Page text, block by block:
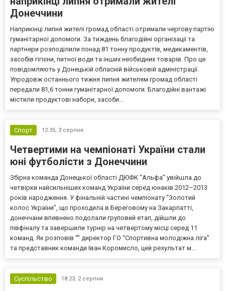
Донеччини
Наприкінці липня жителі громад області отримали чергову партію
гуманітарної допомоги. За тиждень благодійні організації та
партнери розподілили понад 81 тонну продуктів, медикаментів,
засобів гігієни, питної води та інших необхідних товарів. Про це
повідомляють у Донецькій обласній військовій адміністрації.
Упродовж останнього тижня липня жителям громад області
передали 81,6 тонни гуманітарної допомоги. Благодійні вантажі
містили продуктові набори, засоби...
Спорт 12:35, 3 серпня
Четвертими на чемпіонаті України стали
юні футболісти з Донеччини
Збірна команда Донецької області ДЮФК “Альфа” увійшла до
четвірки найсильніших команд України серед юнаків 2012–2013
років народження. У фінальній частині чемпіонату “Золотий
колос України”, що проходила в Береговому на Закарпатті,
донеччани впевнено подолали груповий етап, дійшли до
півфіналу та завершили турнір на четвертому місці серед 11
команд. Як розповів “” директор ГО “Спортивна молодіжна ліга”
та представник команди Іван Коромисло, цей результат м...
Суспільство 18:23, 2 серпня